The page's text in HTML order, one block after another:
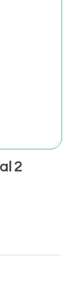
2